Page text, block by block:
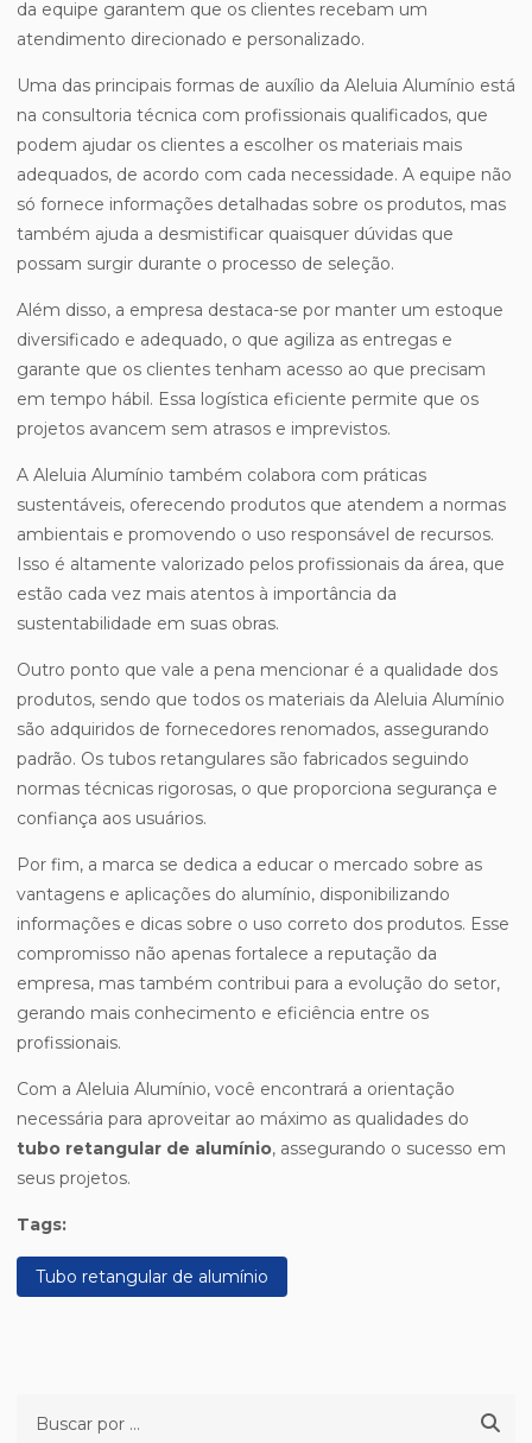
da equipe garantem que os clientes recebam um
atendimento direcionado e personalizado.
Uma das principais formas de auxílio da Aleluia Alumínio está
na consultoria técnica com profissionais qualificados, que
podem ajudar os clientes a escolher os materiais mais
adequados, de acordo com cada necessidade. A equipe não
só fornece informações detalhadas sobre os produtos, mas
também ajuda a desmistificar quaisquer dúvidas que
possam surgir durante o processo de seleção.
Além disso, a empresa destaca-se por manter um estoque
diversificado e adequado, o que agiliza as entregas e
garante que os clientes tenham acesso ao que precisam
em tempo hábil. Essa logística eficiente permite que os
projetos avancem sem atrasos e imprevistos.
A Aleluia Alumínio também colabora com práticas
sustentáveis, oferecendo produtos que atendem a normas
ambientais e promovendo o uso responsável de recursos.
Isso é altamente valorizado pelos profissionais da área, que
estão cada vez mais atentos à importância da
sustentabilidade em suas obras.
Outro ponto que vale a pena mencionar é a qualidade dos
produtos, sendo que todos os materiais da Aleluia Alumínio
são adquiridos de fornecedores renomados, assegurando
padrão. Os tubos retangulares são fabricados seguindo
normas técnicas rigorosas, o que proporciona segurança e
confiança aos usuários.
Por fim, a marca se dedica a educar o mercado sobre as
vantagens e aplicações do alumínio, disponibilizando
informações e dicas sobre o uso correto dos produtos. Esse
compromisso não apenas fortalece a reputação da
empresa, mas também contribui para a evolução do setor,
gerando mais conhecimento e eficiência entre os
profissionais.
Com a Aleluia Alumínio, você encontrará a orientação
necessária para aproveitar ao máximo as qualidades do
tubo retangular de alumínio, assegurando o sucesso em
seus projetos.
Tags:
Tubo retangular de alumínio